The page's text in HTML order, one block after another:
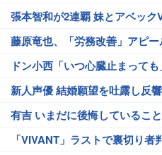
張本智和が2連覇 妹とアベック
藤原竜也、「労務改善」アピー
ドン小西「いつ心臓止まっても
新人声優 結婚願望を吐露し反響
有吉 いまだに後悔していること
「VIVANT」ラストで裏切り者